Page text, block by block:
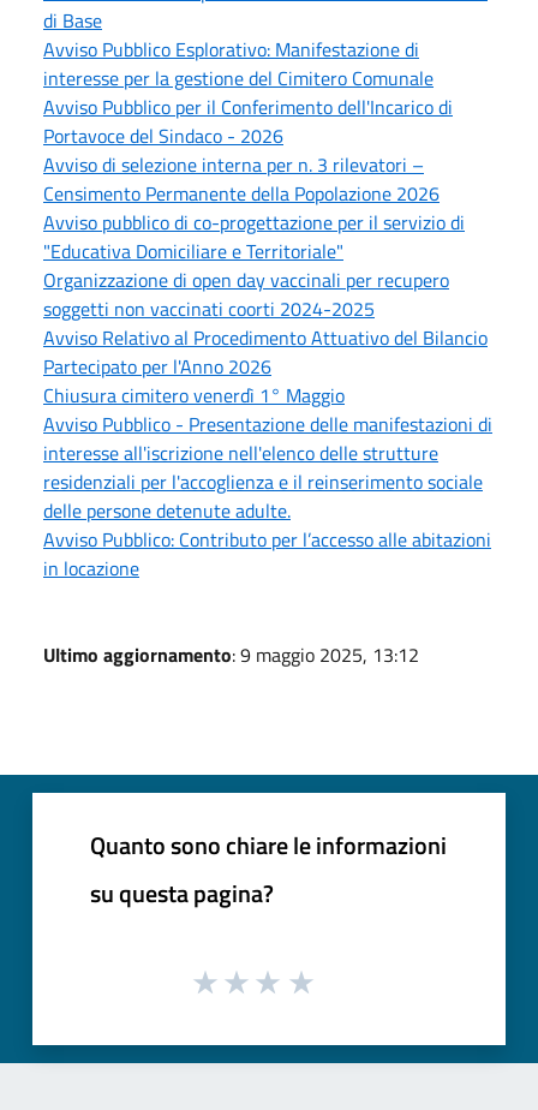
di Base
Avviso Pubblico Esplorativo: Manifestazione di
interesse per la gestione del Cimitero Comunale
Avviso Pubblico per il Conferimento dell'Incarico di
Portavoce del Sindaco - 2026
Avviso di selezione interna per n. 3 rilevatori –
Censimento Permanente della Popolazione 2026
Avviso pubblico di co-progettazione per il servizio di
"Educativa Domiciliare e Territoriale"
Organizzazione di open day vaccinali per recupero
soggetti non vaccinati coorti 2024-2025
Avviso Relativo al Procedimento Attuativo del Bilancio
Partecipato per l'Anno 2026
Chiusura cimitero venerdì 1° Maggio
Avviso Pubblico - Presentazione delle manifestazioni di
interesse all'iscrizione nell'elenco delle strutture
residenziali per l'accoglienza e il reinserimento sociale
delle persone detenute adulte.
Avviso Pubblico: Contributo per l’accesso alle abitazioni
in locazione
Ultimo aggiornamento: 9 maggio 2025, 13:12
Quanto sono chiare le informazioni
su questa pagina?